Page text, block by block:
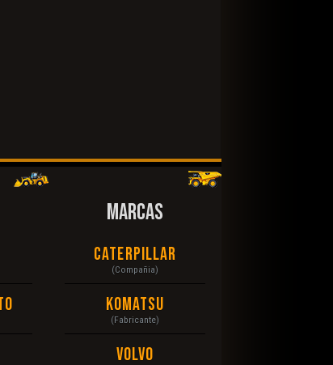
MARCAS
Caterpillar
(Compañia)
Komatsu
(Fabricante)
Volvo